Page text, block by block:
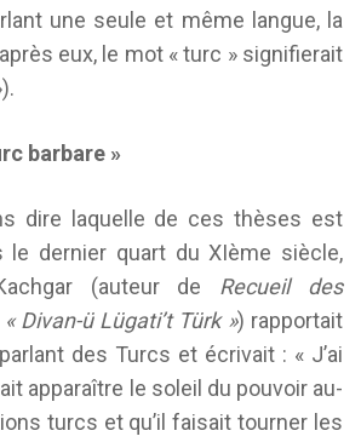
une seule et même langue, la
eux, le mot « turc » signifierait
barbare »
dire laquelle de ces thèses est
le dernier quart du XIème siècle,
(auteur de Recueil des
Divan-ü Lügati’t Türk ») rapportait
parlant des Turcs et écrivait : « J’ai
apparaître le soleil du pouvoir au-
turcs et qu’il faisait tourner les